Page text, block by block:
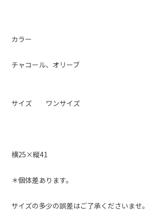
カラー
チャコール、オリーブ
サイズ ワンサイズ
横25×縦41
＊個体差あります。
サイズの多少の誤差はご了承くださいませ。